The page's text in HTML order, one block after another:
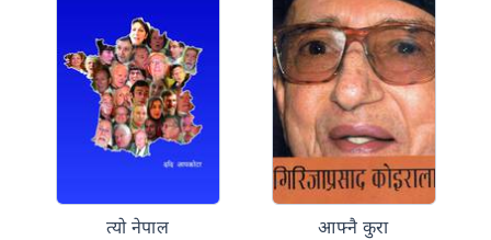
त्यो नेपाल आफ्नै कुरा